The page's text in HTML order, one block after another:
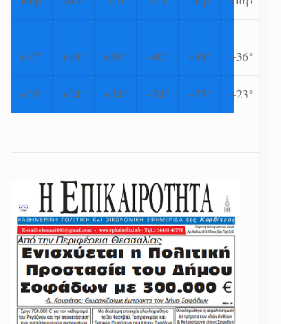
+37° +38° +39° +40° +38° +36°
+28° +24° +24° +24° +23° +23°